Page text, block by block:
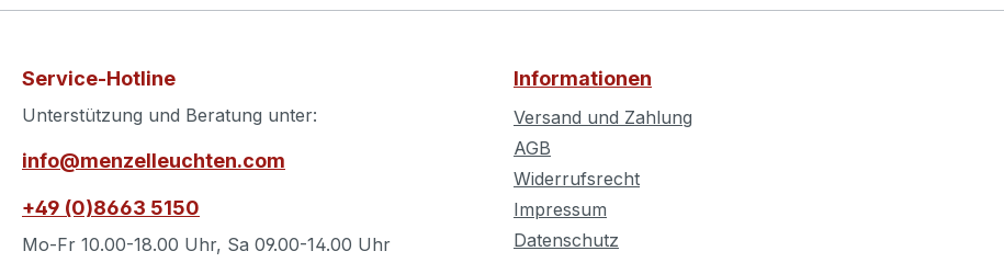
Service-Hotline
Unterstützung und Beratung unter:
info@menzelleuchten.com
+49 (0)8663 5150
Mo-Fr 10.00-18.00 Uhr, Sa 09.00-14.00 Uhr
Informationen
Versand und Zahlung
AGB
Widerrufsrecht
Impressum
Datenschutz